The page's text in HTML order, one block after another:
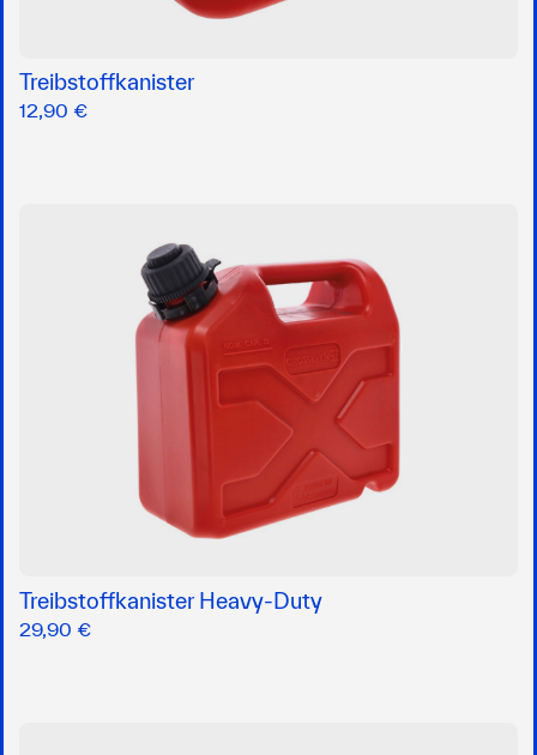
Treibstoffkanister
12,90 €
Treibstoffkanister Heavy-Duty
29,90 €